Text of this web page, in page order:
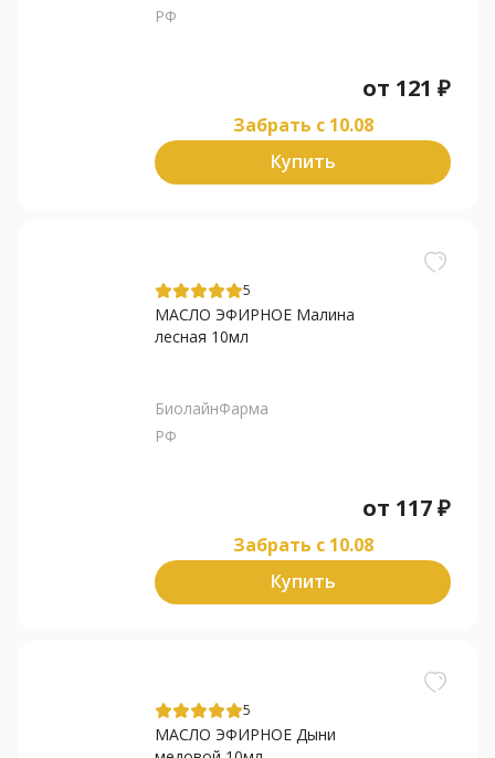
РФ
от 121 ₽
Забрать c 10.08
Купить
5
МАСЛО ЭФИРНОЕ Малина
лесная 10мл
БиолайнФарма
РФ
от 117₽
Забрать c 10.08
Купить
5
МАСЛО ЭФИРНОЕ Дыни